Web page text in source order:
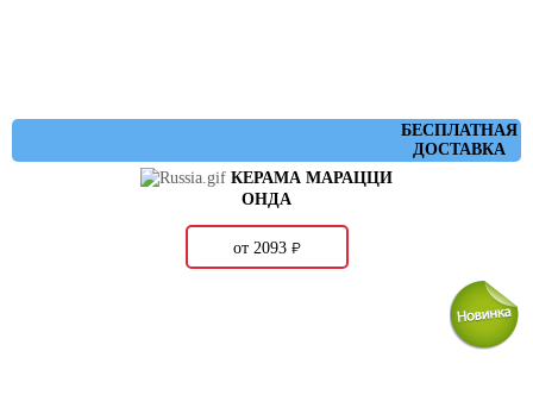
БЕСПЛАТНАЯ
ДОСТАВКА
КЕРАМА МАРАЦЦИ
ОНДА
от 2093 о